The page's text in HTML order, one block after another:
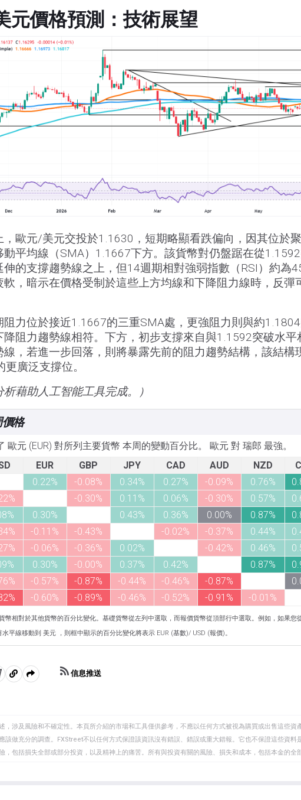
元價格預測：技術展望
，歐元/美元交投於1.1630，短期略顯看跌偏向，因其位於
動平均線（SMA）1.1667下方。該貨幣對仍盤踞在從
伸的支撐趨勢線之上，但14週期相對強弱指數（RSI）約為
軟，暗示在價格受制於這些上方均線和下降阻力線時，反彈
阻力位於接近1.1667的三重SMA處，更強阻力則與約
降阻力趨勢線相符。下方，初步支撐來自與1.1592突破水平
線，若進一步回落，則將暴露先前的阻力趨勢結構，該結構
廣泛支撐位。
析藉助人工智能工具完成。）
格
歐元 (EUR) 對所列主要貨幣 本周的變動百分比。 歐元 對 瑞郎 最強。
EUR GBP JPY CAD AUD NZD
0.22% -0.08% 0.34% 0.27% -0.09% 0.76%
-0.30% 0.11% 0.06% -0.30% 0.57%
0.30% 0.43% 0.36% 0.00% 0.87%
-0.11% -0.43% -0.02% -0.37% 0.44%
-0.06% -0.36% 0.02% -0.42% 0.46%
0.30% -0.00% 0.37% 0.42% 0.87%
-0.57% -0.87% -0.44% -0.46% -0.87%
-0.60% -0.89% -0.46% -0.52% -0.91% -0.01%
幣相對於其他貨幣的百分比變化。基礎貨幣從左列中選取，而報價貨幣從頂部行中選取。例如，如果您
平線移動到 美元 ，則框中顯示的百分比變化將表示 EUR (基數)/ USD (報價)。
複
剪
貼
板
信息推送
，涉及風險和不確定性。本頁所介紹的市場和工具僅供參考，不應以任何方式被視為購買或出售這些資
該做充分的調查。FXStreet不以任何方式保證該資訊沒有錯誤、錯誤或重大錯報。它也不保證這些資料
，包括損失全部或部分投資，以及精神上的痛苦。所有與投資有關的風險、損失和成本，包括本金的全